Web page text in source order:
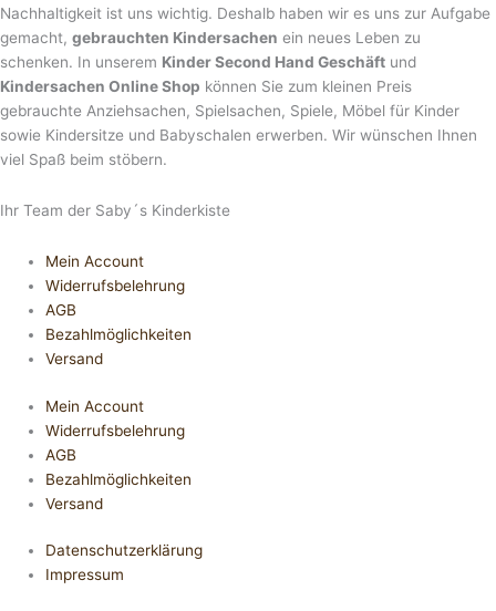
Nachhaltigkeit ist uns wichtig. Deshalb haben wir es uns zur Aufgabe
gemacht, gebrauchten Kindersachen ein neues Leben zu
schenken. In unserem Kinder Second Hand Geschäft und
Kindersachen Online Shop können Sie zum kleinen Preis
gebrauchte Anziehsachen, Spiel­sachen, Spiele, Möbel für Kinder
sowie Kindersitze und Babyschalen erwerben. Wir wünschen Ihnen
viel Spaß beim stöbern.
Ihr Team der Saby´s Kinderkiste
Mein Account
Widerrufsbelehrung
AGB
Bezahlmöglichkeiten
Versand
Mein Account
Widerrufsbelehrung
AGB
Bezahlmöglichkeiten
Versand
Datenschutzerklärung
Impressum